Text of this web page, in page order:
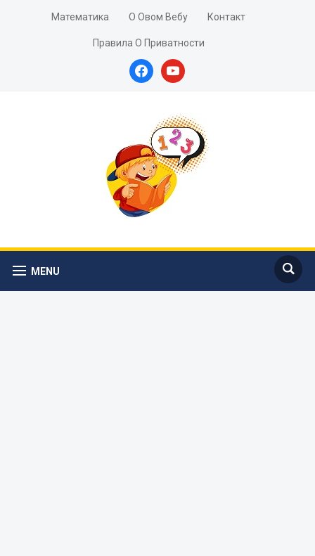
Математика О Овом Вебу Контакт
Правила О Приватности
facebookyoutube
MENU